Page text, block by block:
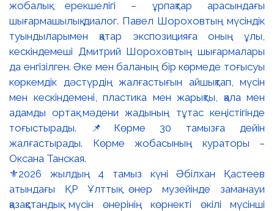
⚜️2026 жылдың 4 тамыз күні Әбілхан Қастеев
атындағы ҚР Ұлттық өнер музейінде заманауи
қазақстандық мүсін өнерінің көрнекті өкілі мүсінші